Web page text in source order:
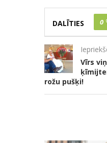
DALĪTIES 0
Vīrs
rožu pušķi!